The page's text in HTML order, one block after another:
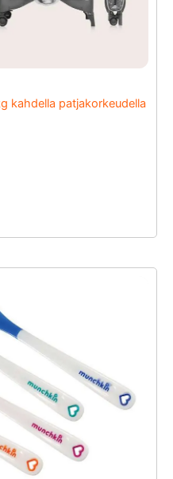
kahdella patjakorkeudella